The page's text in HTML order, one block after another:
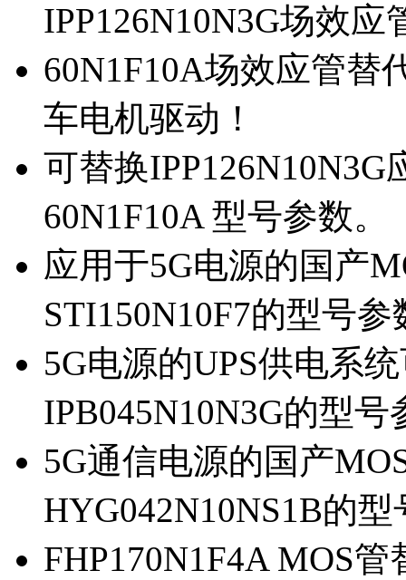
IPP126N10N3G场效应
60N1F10A场效应管替
车电机驱动！
可替换
60N1F10A 型号参数。
应用于5G电源的国产
STI150N10F7的型号参
5G电源的UPS供电系
IPB045N10N3G的型号
5G通信电源的国产
HYG042N10NS1B的
FHP170N1F4A MOS